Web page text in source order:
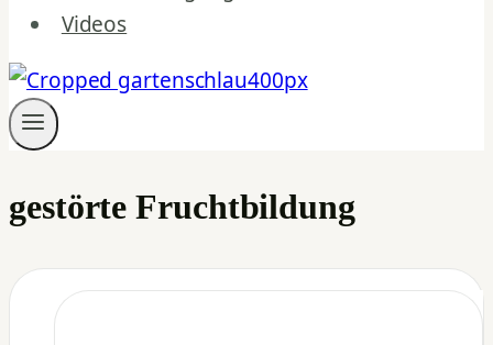
Videos
gestörte Fruchtbildung